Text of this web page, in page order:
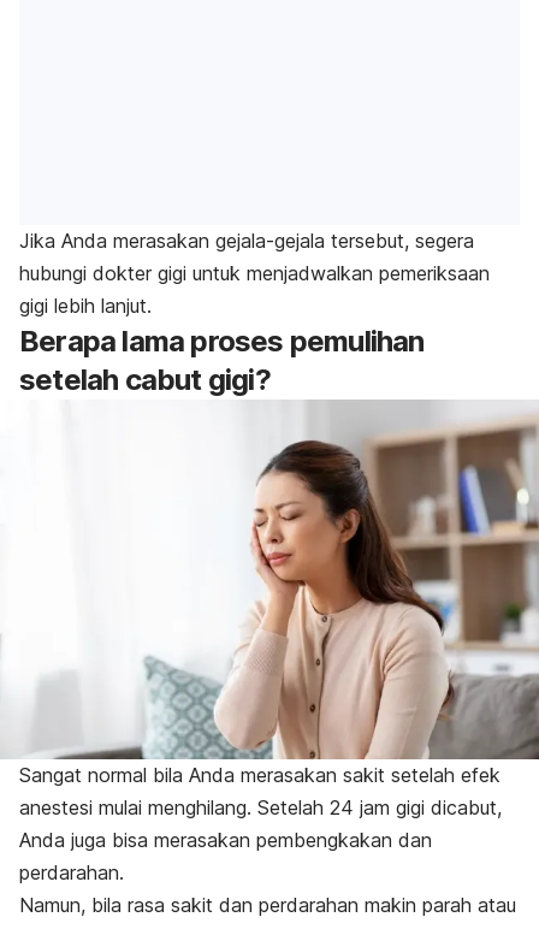
Jika Anda merasakan gejala-gejala tersebut, segera
hubungi dokter gigi untuk menjadwalkan pemeriksaan
gigi lebih lanjut.
Berapa lama proses pemulihan
setelah cabut gigi?
Sangat normal bila Anda merasakan sakit setelah efek
anestesi mulai menghilang. Setelah 24 jam gigi dicabut,
Anda juga bisa merasakan pembengkakan dan
perdarahan.
Namun, bila rasa sakit dan perdarahan makin parah atau